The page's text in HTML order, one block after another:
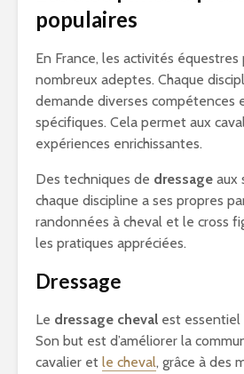
populaires
En France, les activités
nombreux adeptes. Chaque
demande diverses compétences
spécifiques. Cela permet aux
expériences enrichissantes.
Des techniques de dressage aux
chaque discipline a ses propres
randonnées à cheval et le cross
les pratiques appréciées.
Dressage
Le dressage cheval est essentiel
Son but est d’améliorer la
cavalier et le cheval, grâce à des